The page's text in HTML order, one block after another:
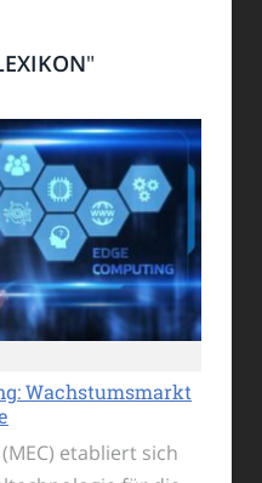
"
Wachstumsmarkt
etabliert sich